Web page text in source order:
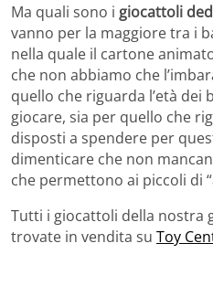
Ma quali sono i giocattoli
vanno per la maggiore tra i
nella quale il cartone
che non abbiamo che
quello che riguarda l’età dei
giocare, sia per quello che
disposti a spendere per
dimenticare che non
che permettono ai piccoli di
Tutti i giocattoli della nostra
trovate in vendita su Toy